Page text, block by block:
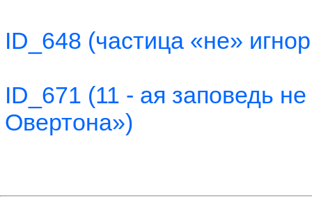
ID_648 (частица «не»
ID_671 (11 - ая заповедь
Овертона»)